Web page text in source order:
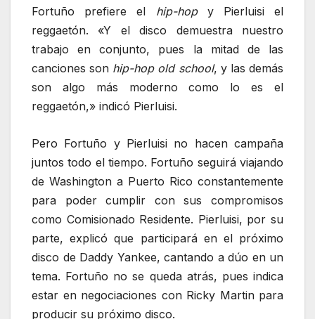
Fortuño prefiere el hip-hopy Pierluisi el
reggaetón. «Y el disco demuestra nuestro
trabajo en conjunto, pues la mitad de las
canciones son hip-hop old school, y las demás
son algo más moderno como lo es el
reggaetón,» indicó Pierluisi.
Pero Fortuño y Pierluisi no hacen campaña
juntos todo el tiempo. Fortuño seguirá viajando
de Washington a Puerto Rico constantemente
para poder cumplir con sus compromisos
como Comisionado Residente. Pierluisi, por su
parte, explicó que participará en el próximo
disco de Daddy Yankee, cantando a dúo en un
tema. Fortuño no se queda atrás, pues indica
estar en negociaciones con Ricky Martin para
producir su próximo disco.